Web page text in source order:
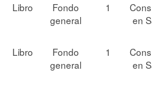
Libro
Fondo
general
1
en
Libro
Fondo
general
1
en